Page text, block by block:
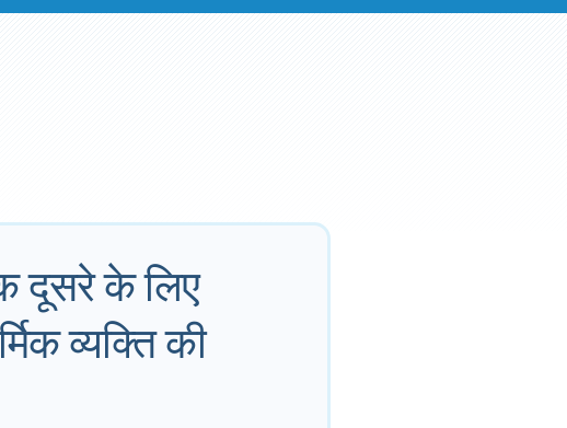
दूसरे के लिए
व्यक्ति की